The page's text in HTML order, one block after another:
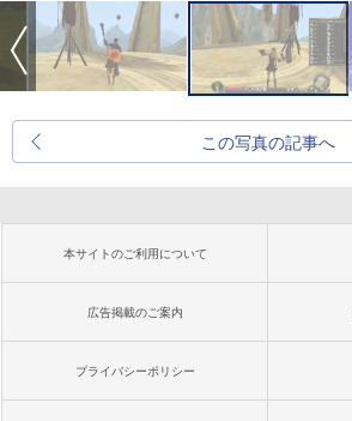
この写真の記事へ
本サイトのご利用について
広告掲載のご案内
プライバシーポリシー